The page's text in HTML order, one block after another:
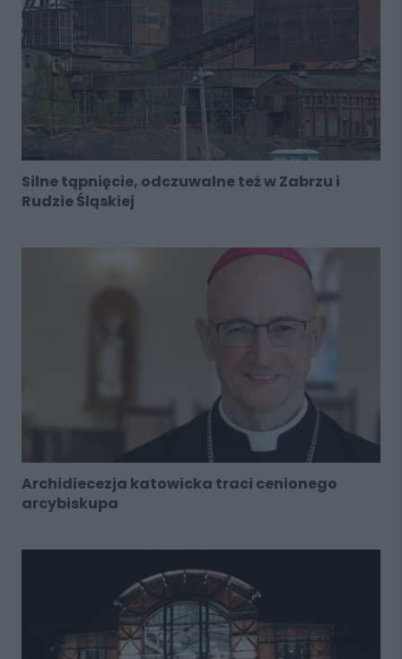
Silne tąpnięcie, odczuwalne też w Zabrzu i
Rudzie Śląskiej
Archidiecezja katowicka traci cenionego
arcybiskupa